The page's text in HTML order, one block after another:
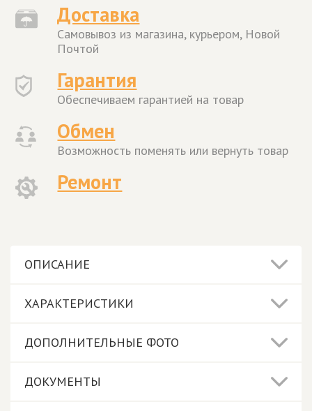
Доставка
Самовывоз из магазина, курьером, Новой
Почтой
Гарантия
Обеспечиваем гарантией на товар
Обмен
Возможность поменять или вернуть товар
Ремонт
ОПИСАНИЕ
ХАРАКТЕРИСТИКИ
ДОПОЛНИТЕЛЬНЫЕ ФОТО
ДОКУМЕНТЫ